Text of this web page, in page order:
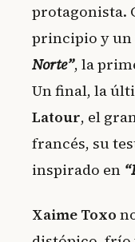
protagonista.
principio y
Norte”, la
Un final, la
Latour, el
francés, su
inspirado en
Xaime Toxo